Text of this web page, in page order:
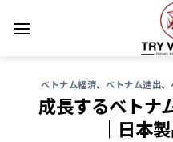
ベトナム経済、 ベトナム進出、
成長するベトナ
｜日本